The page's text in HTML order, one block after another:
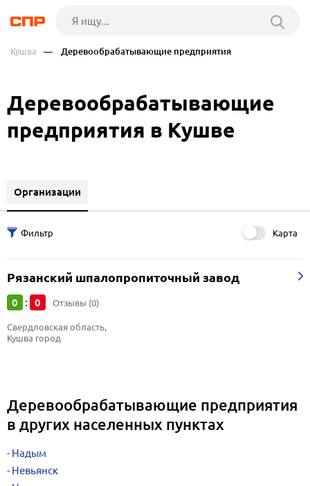
Кушва — Деревообрабатывающие предприятия
Деревообрабатывающие
предприятия в Кушве
Организации
Карта
Рязанский шпалопропиточный завод
0 : 0 Отзывы (0)
Свердловская область,
Кушва город
Деревообрабатывающие предприятия
в других населенных пунктах
Надым
Невьянск